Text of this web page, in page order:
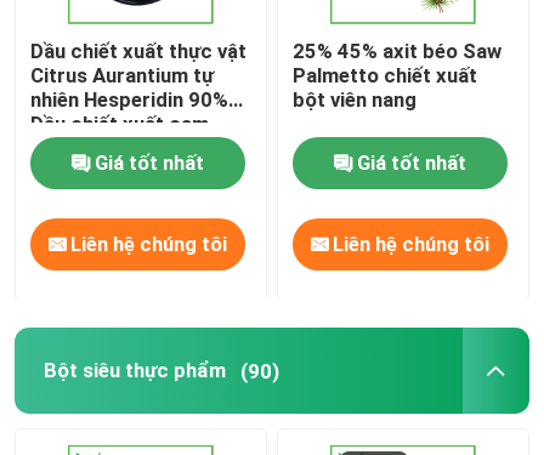
Thành phần bổ sung chế độ ăn uống
Dầu chiết xuất thực vật
Citrus Aurantium tự
nhiên Hesperidin 90%
Dầu chiết xuất cam
đắng
Giá tốt nhất
Liên hệ chúng tôi
25% 45% axit béo Saw
Palmetto chiết xuất
bột viên nang
Giá tốt nhất
Liên hệ chúng tôi
Bột siêu thực phẩm (90)